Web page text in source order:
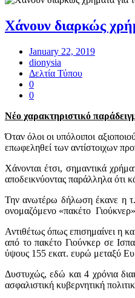
Χάνουν διαρκώς
January 22, 2019
dionysia
Δελτία Τύπου
0
0
Νέο χαρακτηριστικό
Όταν όλοι οι υπόλοιποι
επωφεληθεί των αντίστοιχων
Χάνονται έτσι, σημαντικά
αποδεικνύοντας παράλληλα ότι
Την ανωτέρω δήλωση έκανε η τ.
ονομαζόμενο «πακέτο
Αντιθέτως όπως επισημαίνει η
από το πακέτο Γιούνκερ σε
ύψους 155 εκατ. ευρώ μεταξύ
Δυστυχώς, εδώ και 4 χρόνια
ασφαλιστική κυβερνητική